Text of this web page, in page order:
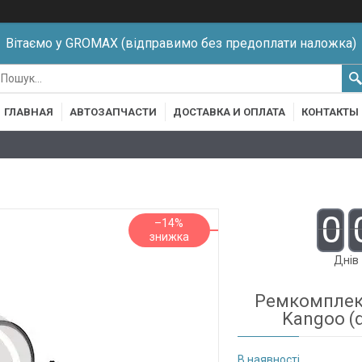
Вітаємо у GROMAX (відправимо без предоплати наложка)
ГЛАВНАЯ АВТОЗАПЧАСТИ ДОСТАВКА И ОПЛАТА КОНТАКТЫ
–14% 0
Днів
Kangoo
В наявності